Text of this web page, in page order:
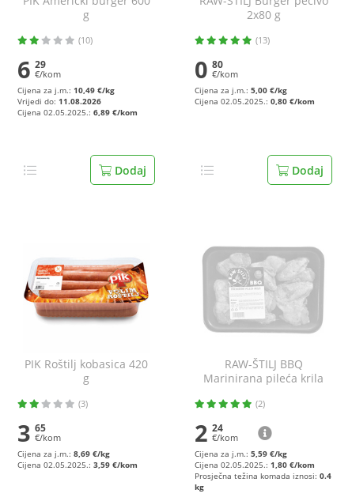
g
(10)
6 29
€/kom
Cijena za j.m.: 10,49 €/kg
Vrijedi do: 11.08.2026
Cijena 02.05.2025.: 6,89 €/kom
Dodaj
2x80 g
(13)
0 80
€/kom
Cijena za j.m.: 5,00 €/kg
Cijena 02.05.2025.: 0,80 €/kom
Dodaj
PIK Roštilj kobasica 420
g
(3)
3 65
€/kom
Cijena za j.m.: 8,69 €/kg
Cijena 02.05.2025.: 3,59 €/kom
RAW-ŠTILJ BBQ
Marinirana pileća krila
(2)
2 24
€/kom
Cijena za j.m.: 5,59 €/kg
Cijena 02.05.2025.: 1,80 €/kom
Prosječna težina komada iznosi: 0.4
kg